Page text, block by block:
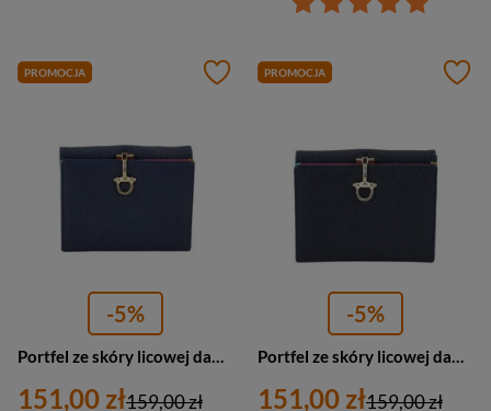
PROMOCJA
-5%
Portfel ze skóry licowej damski Barberini's D-0021-41 z zatrzaskiem granatowy
151,00 zł159,00 zł
PROMOCJA
-5%
Portfel ze skóry licowej damski Barberini's D-0021-4 klasyczny granatowy
151,00 zł159,00 zł